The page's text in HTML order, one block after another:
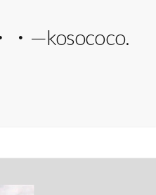
—kosococo.